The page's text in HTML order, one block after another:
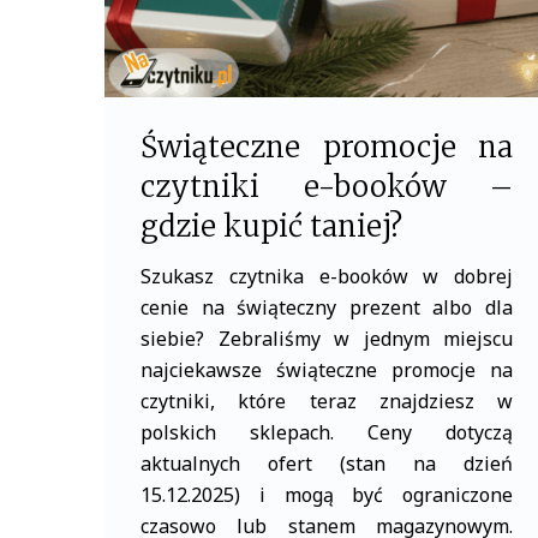
Świąteczne promocje na
czytniki e-booków –
gdzie kupić taniej?
Szukasz czytnika e-booków w dobrej
cenie na świąteczny prezent albo dla
siebie? Zebraliśmy w jednym miejscu
najciekawsze świąteczne promocje na
czytniki, które teraz znajdziesz w
polskich sklepach. Ceny dotyczą
aktualnych ofert (stan na dzień
15.12.2025) i mogą być ograniczone
czasowo lub stanem magazynowym.